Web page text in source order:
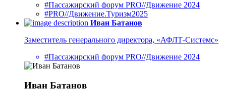
#Пассажирский форум PRO//Движение 2024
#PRO//Движение.Туризм2025
Иван Батанов
Заместитель генерального директора, «АФЛТ-Системс»
#Пассажирский форум PRO//Движение 2024
Иван Батанов